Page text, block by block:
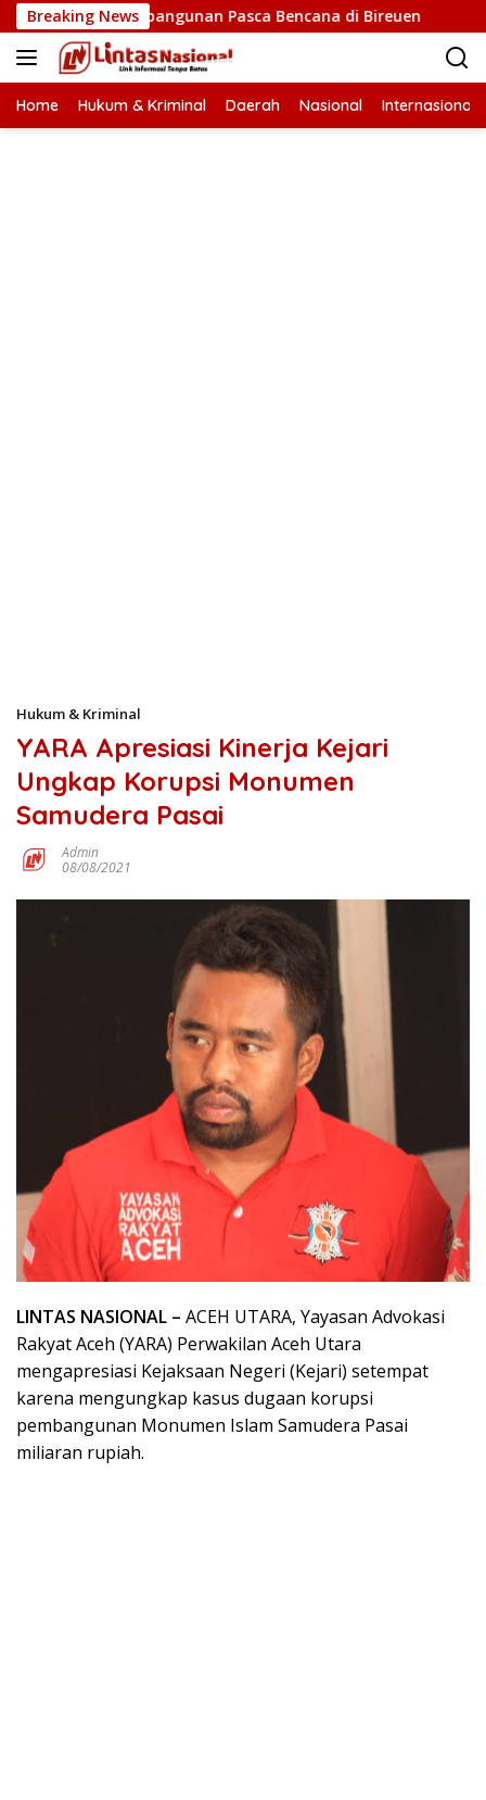
Langsung
ke
konten
Breaking News
Pembangunan Pasca Bencana di Bireuen Wapres
Home Hukum & Kriminal Daerah Nasional Internasional
Hukum & Kriminal
YARA Apresiasi Kinerja Kejari
Ungkap Korupsi Monumen
Samudera Pasai
Admin
08/08/2021
LINTAS NASIONAL – ACEH UTARA, Yayasan Advokasi
Rakyat Aceh (YARA) Perwakilan Aceh Utara
mengapresiasi Kejaksaan Negeri (Kejari) setempat
karena mengungkap kasus dugaan korupsi
pembangunan Monumen Islam Samudera Pasai
miliaran rupiah.